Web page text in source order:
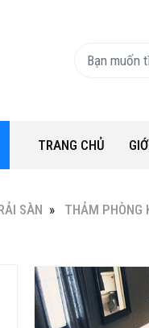
TRANG CHỦ
SÀN THẢM PHÒNG